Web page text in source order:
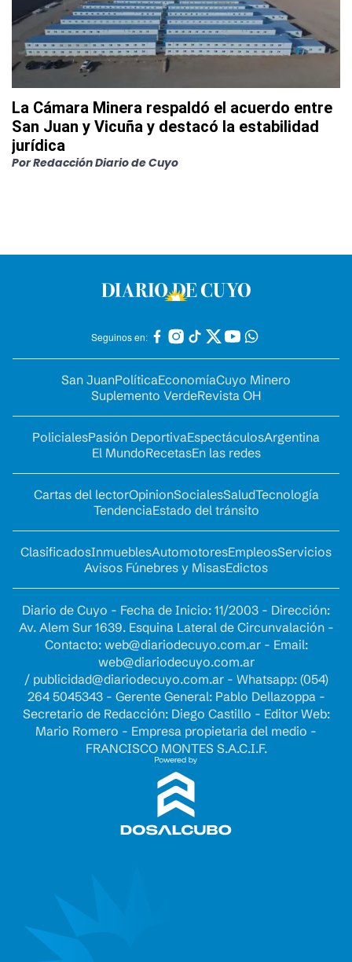
La Cámara Minera respaldó el acuerdo entre
San Juan y Vicuña y destacó la estabilidad
jurídica
PorRedacción Diario de Cuyo
Seguinos en:
San JuanPolíticaEconomíaCuyo Minero
Suplemento VerdeRevista OH
PolicialesPasión DeportivaEspectáculosArgentina
El MundoRecetasEn las redes
Cartas del lectorOpinionSocialesSaludTecnología
TendenciaEstado del tránsito
ClasificadosInmueblesAutomotoresEmpleosServicios
Avisos Fúnebres y MisasEdictos
Diario de Cuyo - Fecha de Inicio: 11/2003 - Dirección:
Av. Alem Sur 1639. Esquina Lateral de Circunvalación -
Contacto: web@diariodecuyo.com.ar- Email:
web@diariodecuyo.com.ar
/ publicidad@diariodecuyo.com.ar- Whatsapp: (054)
264 5045343 - Gerente General: Pablo Dellazoppa -
Secretario de Redacción: Diego Castillo - Editor Web:
Mario Romero - Empresa propietaria del medio -
FRANCISCO MONTES S.A.C.I.F.